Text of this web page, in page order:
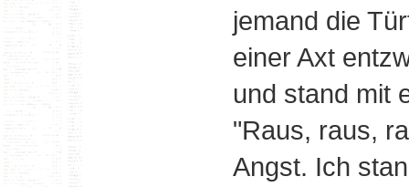
jemand die
einer Axt
und stand mit
"Raus, raus,
Angst. Ich